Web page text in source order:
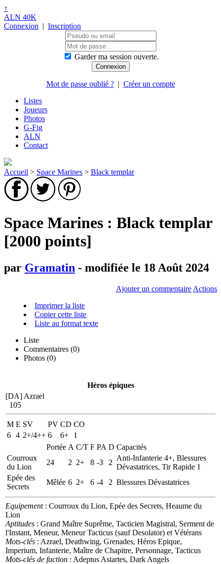
↑
ALN 40K
Connexion | Inscription
Garder ma session ouverte.
Mot de passe oublié ?| Créer un compte
Listes
Joueurs
Photos
G-Fig
ALN
Contact
Accueil > Space Marines > Black templar
Space Marines : Black templar
[2000 points]
par Gramatin - modifiée le 18 Août 2024
Ajouter un commentaire Actions
Imprimer la liste
Copier cette liste
Liste au format texte
Liste
Commentaires (0)
Photos (0)
Héros épiques
[DA] Azrael
105
M E SV PV CD CO
6 4 2+/4++ 6 6+
1
Portée A C/T F PA D Capacités
Courroux
du Lion
24 2 2+ 8 -3 2
Anti-Infanterie 4+, Blessures
Dévastatrices, Tir Rapide 1
Epée des
Secrets
Mêlée 6 2+ 6 -4 2 Blessures Dévastatrices
Equipement: Courroux du Lion, Epée des Secrets, Heaume du
Lion
Aptitudes : Grand Maître Suprême, Tacticien Magistral, Serment de
l'Instant, Meneur, Meneur Tacticus (sauf Desolator) et Vétérans
Mots-clés : Azrael, Deathwing, Grenades, Héros Epique,
Imperium, Infanterie, Maître de Chapitre, Personnage, Tacticus
Mots-clés de faction : Adeptus Astartes, Dark Angels